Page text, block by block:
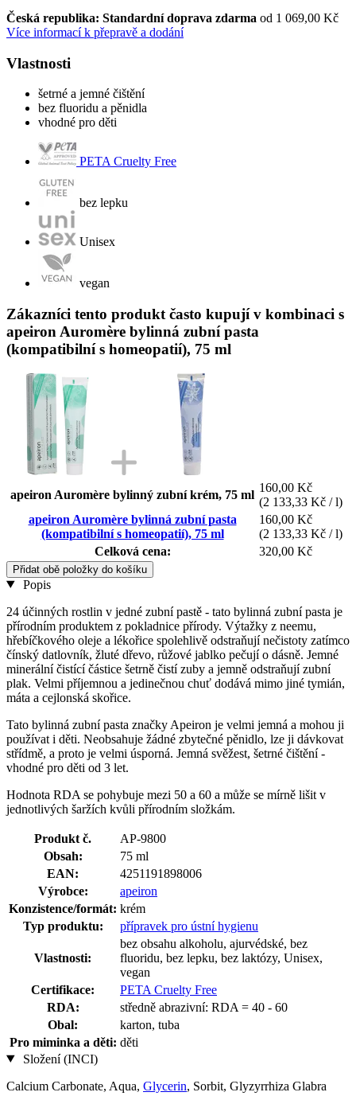
Česká republika: Standardní doprava zdarma od 1 069,00 Kč
Více informací k přepravě a dodání
Vlastnosti
šetrné a jemné čištění
bez fluoridu a pěnidla
vhodné pro děti
PETA Cruelty Free
bez lepku
Unisex
vegan
Zákazníci tento produkt často kupují v kombinaci s
apeiron Auromère bylinná zubní pasta
(kompatibilní s homeopatií), 75 ml
apeiron Auromère bylinný zubní krém, 75 ml
160,00 Kč
(2 133,33 Kč / l)
apeiron Auromère bylinná zubní pasta
(kompatibilní s homeopatií), 75 ml
160,00 Kč
(2 133,33 Kč / l)
Celková cena:
320,00 Kč
Přidat obě položky do košíku
Popis
24 účinných rostlin v jedné zubní pastě - tato bylinná zubní pasta je
přírodním produktem z pokladnice přírody. Výtažky z neemu,
hřebíčkového oleje a lékořice spolehlivě odstraňují nečistoty zatímco
čínský datlovník, žluté dřevo, růžové jablko pečují o dásně. Jemné
minerální čistící částice šetrně čistí zuby a jemně odstraňují zubní
plak. Velmi příjemnou a jedinečnou chuť dodává mimo jiné tymián,
máta a cejlonská skořice.
Tato bylinná zubní pasta značky Apeiron je velmi jemná a mohou ji
používat i děti. Neobsahuje žádné zbytečné pěnidlo, lze ji dávkovat
střídmě, a proto je velmi úsporná. Jemná svěžest, šetrné čištění -
vhodné pro děti od 3 let.
Hodnota RDA se pohybuje mezi 50 a 60 a může se mírně lišit v
jednotlivých šaržích kvůli přírodním složkám.
Produkt č.
AP-9800
Obsah:
75 ml
EAN:
4251191898006
Výrobce:
apeiron
Konzistence/formát: krém
Typ produktu:
přípravek pro ústní hygienu
Vlastnosti:
bez obsahu alkoholu, ajurvédské, bez
fluoridu, bez lepku, bez laktózy, Unisex,
vegan
Certifikace:
PETA Cruelty Free
RDA:
středně abrazivní: RDA = 40 - 60
Obal:
karton, tuba
Pro miminka a děti: děti
Složení (INCI)
Calcium Carbonate, Aqua, Glycerin, Sorbit, Glyzyrrhiza Glabra